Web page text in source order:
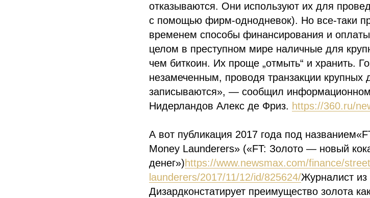
отказываются. Они используют их для
с помощью фирм-однодневок). Но все-таки
временем способы финансирования и
целом в преступном мире наличные для
чем биткоин. Их проще „отмыть“ и хранить.
незамеченным, проводя транзакции крупных
записываются», — сообщил
Нидерландов Алекс де Фриз. https://360.ru/
А вот публикация 2017 года под
Money Launderers» («FT: Золото — новый
денег»)https://www.newsmax.com/finance/
launderers/2017/11/12/id/825624/Журналист
Дизардконстатирует преимущество золота